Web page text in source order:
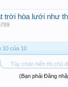
trời hòa lưới như
10 của 10
Tùy chọn hiển thị chủ
(Bạn phải Đăng